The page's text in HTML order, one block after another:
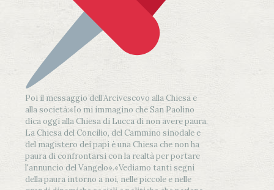
Poi il messaggio dell’Arcivescovo alla Chiesa e
alla società:«Io mi immagino che San Paolino
dica oggi alla Chiesa di Lucca di non avere paura.
La Chiesa del Concilio, del Cammino sinodale e
del magistero dei papi è una Chiesa che non ha
paura di confrontarsi con la realtà per portare
l'annuncio del Vangelo».«Vediamo tanti segni
della paura intorno a noi, nelle piccole e nelle